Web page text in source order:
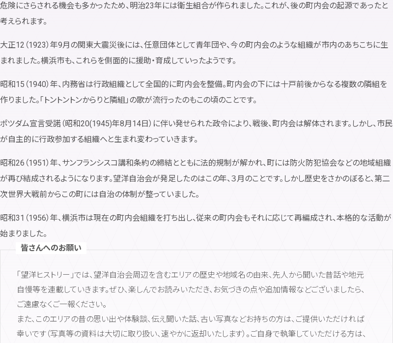
危険にさらされる機会も多かったため、明治23年には衛生組合が作られました。これが、後の町内会の起源であったと
考えられます。
大正12（1923）年9月の関東大震災後には、任意団体として青年団や、今の町内会のような組織が市内のあちこちに生
まれました。横浜市も、これらを側面的に援助・育成していったようです。
昭和15（1940）年、内務省は行政組織として全国的に町内会を整備。町内会の下には十戸前後からなる複数の隣組を
作りました。「トントントンからりと隣組」の歌が流行ったのもこの頃のことです。
ポツダム宣言受諾（昭和20(1945)年8月14日）に伴い発せられた政令により、戦後、町内会は解体されます。しかし、市民
が自主的に行政参加する組織へと生まれ変わっていきます。
昭和26（1951）年、サンフランシスコ講和条約の締結とともに法的規制が解かれ、町には防火防犯協会などの地域組織
が再び結成されるようになります。望洋自治会が発足したのはこの年、３月のことです。しかし歴史をさかのぼると、第二
次世界大戦前からこの町には自治の体制が整っていました。
昭和31（1956）年、横浜市は現在の町内会組織を打ち出し、従来の町内会もそれに応じて再編成され、本格的な活動が
始まりました。
皆さんへのお願い
「望洋ヒストリー」では、望洋自治会周辺を含むエリアの歴史や地域名の由来、先人から聞いた昔話や地元
自慢等を連載していきます。ぜひ、楽しんでお読みいただき、お気づきの点や追加情報などございましたら、
ご遠慮なくご一報ください。
また、このエリアの昔の思い出や体験談、伝え聞いた話、古い写真などお持ちの方は、ご提供いただければ
幸いです（写真等の資料は大切に取り扱い、速やかに返却いたします）。ご自身で執筆していただける方は、